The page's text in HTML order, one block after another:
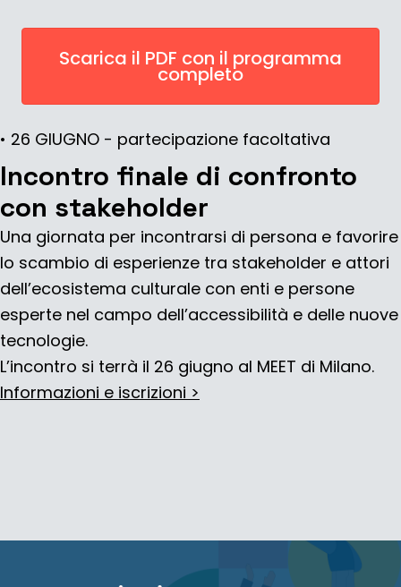
Scarica il PDF con il programma
completo
• 26 GIUGNO - partecipazione facoltativa
Incontro finale di confronto
con stakeholder
Una giornata per incontrarsi di persona e favorire
lo scambio di esperienze tra stakeholder e attori
dell’ecosistema culturale con enti e persone
esperte nel campo dell’accessibilità e delle nuove
tecnologie.
L’incontro si terrà il 26 giugno al MEET di Milano.
Informazioni e iscrizioni >